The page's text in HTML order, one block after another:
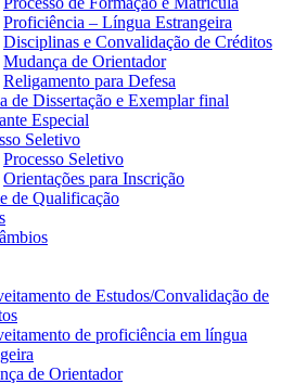
Proficiência – Língua Estrangeira
Disciplinas e Convalidação de Créditos
Mudança de Orientador
Religamento para Defesa
de Dissertação e Exemplar final
Especial
Seletivo
Processo Seletivo
Orientações para Inscrição
de Qualificação
de Estudos/Convalidação de
de proficiência em língua
de Orientador